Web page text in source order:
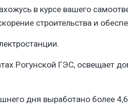
в курсе вашего
строительства и
Рогунской ГЭС, освещает
дня выработано более